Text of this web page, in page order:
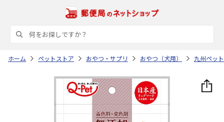
ホーム ペットストア おやつ・サプリ おやつ（犬用） 九州ペッ